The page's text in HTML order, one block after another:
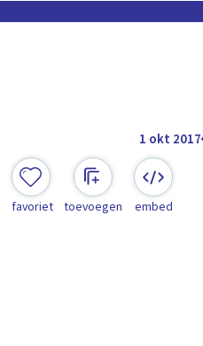
1 okt 2017
favoriet toevoegen embed